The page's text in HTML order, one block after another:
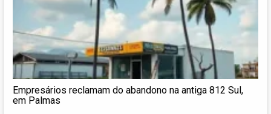
Empresários reclamam do abandono na antiga 812 Sul,
em Palmas